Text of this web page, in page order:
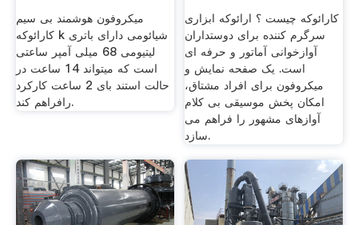
دوستداران
میکروفون هوشمند بی سیم
کارائوکه k شیائومی دارای باتری
لیتیومی 68 میلی آمپر ساعتی
است که میتواند 14 ساعت در
حالت استند بای 2 ساعت کارکرد
رافراهم کند.
کارائوکه چیست ؟ ارائوکه ابزاری
سرگرم کننده برای دوستداران
آوازخوانی آماتور و حرفه ای
است. یک صفحه نمایش و
میکروفون برای افراد مشتاق،
امکان پخش موسیقی بی کلام
آوازهای مشهور را فراهم می
سازد.